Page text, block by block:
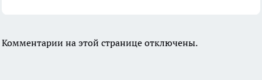
Комментарии на этой странице отключены.